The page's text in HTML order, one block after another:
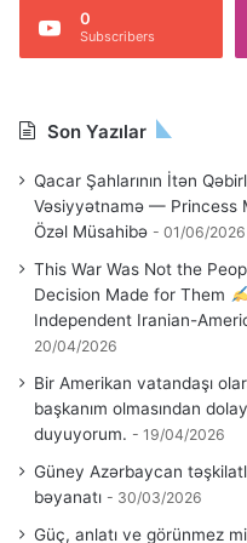
0
Subscribers
Son Yazılar
Qacar Şahlarının İtən
Vəsiyyətnamə — Princess
Özəl Müsahibə
01/06/2026
This War Was Not the
Decision Made for Them
Independent Iranian-
20/04/2026
Bir Amerikan vatandaşı
başkanım olmasından
duyuyorum.
19/04/2026
Güney Azərbaycan
bəyanatı
30/03/2026
Güç, anlatı ve görünmez